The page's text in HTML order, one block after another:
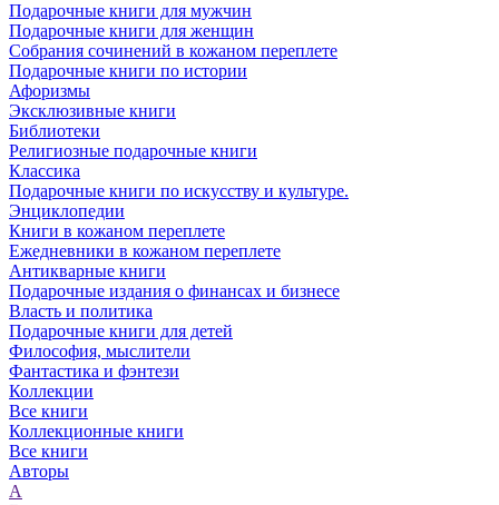
Подарочные книги для мужчин
Подарочные книги для женщин
Собрания сочинений в кожаном переплете
Подарочные книги по истории
Афоризмы
Эксклюзивные книги
Библиотеки
Религиозные подарочные книги
Классика
Подарочные книги по искусству и культуре.
Энциклопедии
Книги в кожаном переплете
Ежедневники в кожаном переплете
Антикварные книги
Подарочные издания о финансах и бизнесе
Власть и политика
Подарочные книги для детей
Философия, мыслители
Фантастика и фэнтези
Коллекции
Все книги
Коллекционные книги
Все книги
Авторы
А